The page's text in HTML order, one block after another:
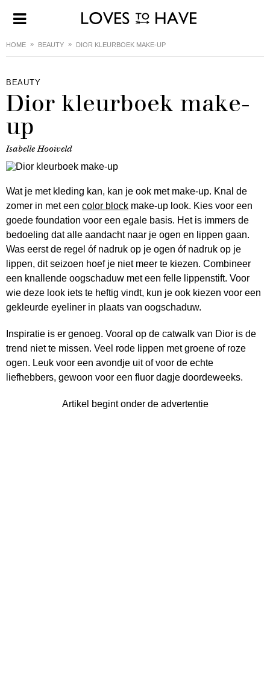
HOME BEAUTY DIOR KLEURBOEK MAKE-UP
BEAUTY
Dior kleurboek make-
up
Isabelle Hooiveld
Wat je met kleding kan, kan je ook met make-up. Knal de
zomer in met een color block make-up look. Kies voor een
goede foundation voor een egale basis. Het is immers de
bedoeling dat alle aandacht naar je ogen en lippen gaan.
Was eerst de regel óf nadruk op je ogen óf nadruk op je
lippen, dit seizoen hoef je niet meer te kiezen. Combineer
een knallende oogschaduw met een felle lippenstift. Voor
wie deze look iets te heftig vindt, kun je ook kiezen voor een
gekleurde eyeliner in plaats van oogschaduw.
Inspiratie is er genoeg. Vooral op de catwalk van Dior is de
trend niet te missen. Veel rode lippen met groene of roze
ogen. Leuk voor een avondje uit of voor de echte
liefhebbers, gewoon voor een fluor dagje doordeweeks.
Artikel begint onder de advertentie